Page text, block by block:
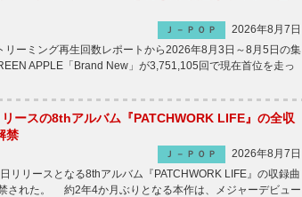
Ｊ－ＰＯＰ
2026年8月7日
ーミング再生回数レポートから2026年8月3日～8月5日の集
APPLE「Brand New」が3,751,105回で現在首位を走っ
ースの8thアルバム『PATCHWORK LIFE』の全収
禁
Ｊ－ＰＯＰ
2026年8月7日
リースとなる8thアルバム『PATCHWORK LIFE』の収録曲
された。 約2年4か月ぶりとなる本作は、メジャーデビュー